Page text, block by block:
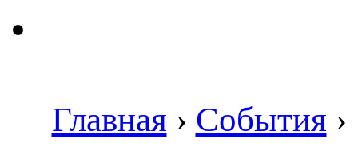
Главная › События ›